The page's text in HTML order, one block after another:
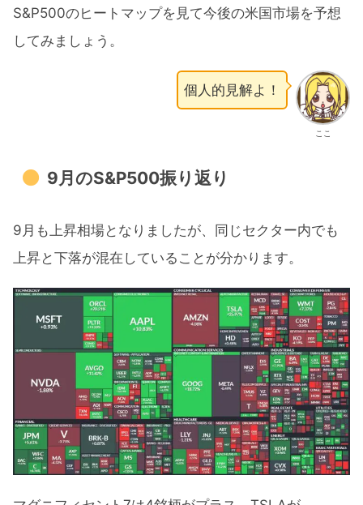
S&P500のヒートマップを見て今後の米国市場を予想
してみましょう。
ここ
個人的見解よ！
9月のS&P500振り返り
9月も上昇相場となりましたが、同じセクター内でも
上昇と下落が混在していることが分かります。